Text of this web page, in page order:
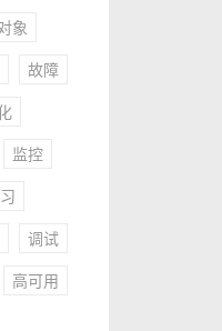
象
故障
监控
调试
高可用